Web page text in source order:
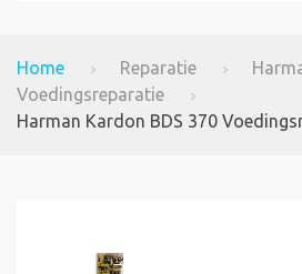
Home Reparatie
Voedingsreparatie
Harman Kardon BDS 370